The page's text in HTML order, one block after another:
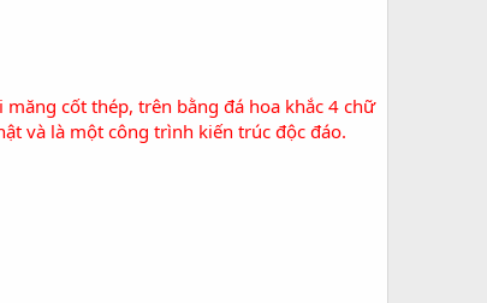
cốt thép, trên bằng đá hoa khắc 4 chữ
và là một công trình kiến trúc độc đáo.